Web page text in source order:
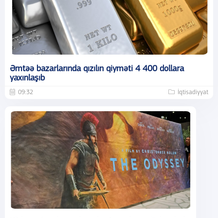
Əmtəə bazarlarında qızılın qiyməti 4 400 dollara
yaxınlaşıb
09:32 İqtisadiyyat